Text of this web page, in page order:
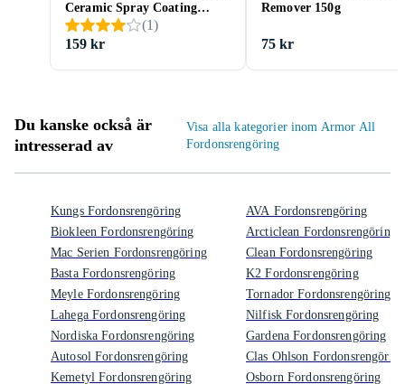
Ceramic Spray Coating
473ml
(1)
159 kr
Remover 150g
75 kr
Du kanske också är
intresserad av
Visa alla kategorier inom Armor All
Fordonsrengöring
Kungs Fordonsrengöring
Biokleen Fordonsrengöring
Mac Serien Fordonsrengöring
Basta Fordonsrengöring
Meyle Fordonsrengöring
Lahega Fordonsrengöring
Nordiska Fordonsrengöring
Autosol Fordonsrengöring
Kemetyl Fordonsrengöring
AVA Fordonsrengöring
Arcticlean Fordonsrengöring
Clean Fordonsrengöring
K2 Fordonsrengöring
Tornador Fordonsrengöring
Nilfisk Fordonsrengöring
Gardena Fordonsrengöring
Clas Ohlson Fordonsrengöring
Osborn Fordonsrengöring